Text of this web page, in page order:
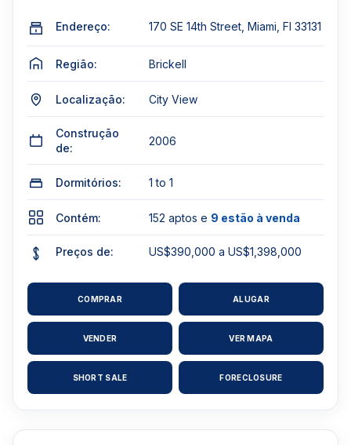
Endereço: 170 SE 14th Street, Miami, Fl 33131
Região: Brickell
Localização: City View
Construção
de:
2006
Dormitórios: 1 to 1
Contém: 152 aptos e 9 estão à venda
Preços de: US$390,000 a US$1,398,000
COMPRAR ALUGAR
VENDER VER MAPA
SHORT SALE FORECLOSURE